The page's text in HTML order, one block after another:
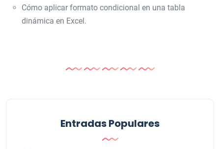
Cómo aplicar formato condicional en una tabla
dinámica en Excel.
Entradas Populares